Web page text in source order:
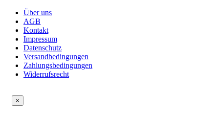
Über uns
AGB
Kontakt
Impressum
Datenschutz
Versandbedingungen
Zahlungsbedingungen
Widerrufsrecht
×